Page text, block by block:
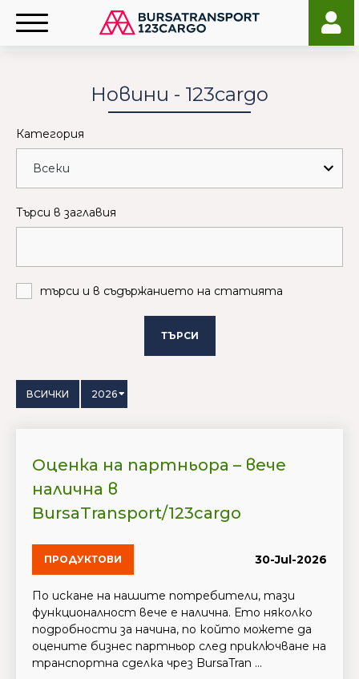
Новини - 123cargo
Категория
Търси в заглавия
търси и в съдържанието на статията
ТЪРСИ
ВСИЧКИ 2026
Оценка на партньора – вече
налична в
BursaTransport/123cargo
ПРОДУКТОВИ 30-Jul-2026
По искане на нашите потребители, тази
функционалност вече е налична. Ето няколко
подробности за начина, по който можете да
оцените бизнес партньор след приключване на
транспортна сделка чрез BursaTran ...